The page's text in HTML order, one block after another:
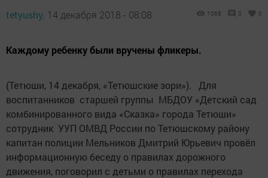
tetyushy, 14 декабря 2018 - 08:08 1068 0 0
Каждому ребенку были вручены фликеры.
(Тетюши, 14 декабря, «Тетюшские зори»). Для
воспитанников старшей группы МБДОУ «Детский сад
комбинированного вида «Сказка» города Тетюши»
сотрудник УУП ОМВД России по Тетюшскому району
капитан полиции Мельников Дмитрий Юрьевич провёл
информационную беседу о правилах дорожного
движения, поговорил с детьми о правилах перехода